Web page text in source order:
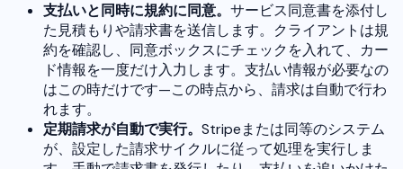
支払いと同時に規約に同意。 サービス同意書を添付し
た見積もりや請求書を送信します。クライアントは規
約を確認し、同意ボックスにチェックを入れて、カー
ド情報を一度だけ入力します。支払い情報が必要なの
はこの時だけです—この時点から、請求は自動で行わ
れます。
定期請求が自動で実行。 Stripeまたは同等のシステム
が、設定した請求サイクルに従って処理を実行しま